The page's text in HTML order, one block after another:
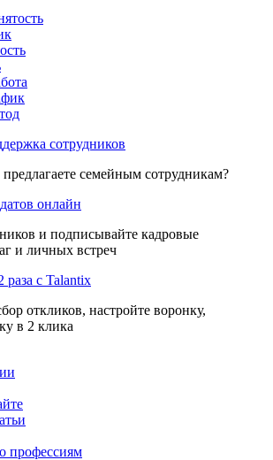
сотрудников
семейным сотрудникам?
онлайн
и подписывайте кадровые
и личных встреч
раза с Talantix
откликов, настройте воронку,
в 2 клика
профессиям